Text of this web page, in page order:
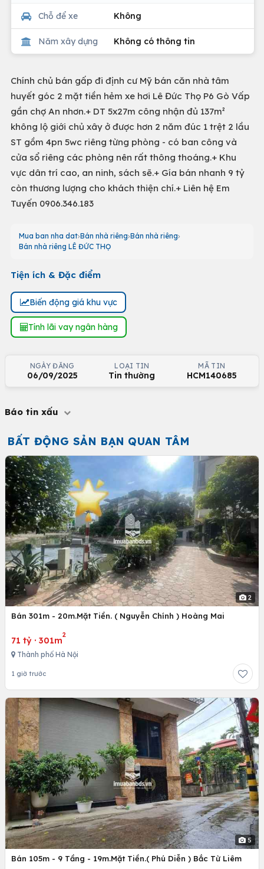
Chỗ để xe Không
Năm xây dựng Không có thông tin
Chính chủ bán gấp đi định cư Mỹ bán căn nhà tâm
huyết góc 2 mặt tiền hẻm xe hơi Lê Đức Thọ P6 Gò Vấp
gần chợ An nhơn.+ DT 5x27m công nhận đủ 137m²
không lộ giới chủ xây ở được hơn 2 năm đúc 1 trệt 2 lầu
ST gồm 4pn 5wc riêng từng phòng - có ban công và
cửa sổ riêng các phòng nên rất thông thoáng.+ Khu
vực dân trí cao, an ninh, sách sẽ.+ Gía bán nhanh 9 tỷ
còn thương lượng cho khách thiện chí.+ Liên hệ Em
Tuyến 0906.346.183
Mua ban nha dat Bán nhà riêng Bán nhà riêng
Bán nhà riêng LÊ ĐỨC THỌ
Tiện ích & Đặc điểm
Biến động giá khu vực
Tính lãi vay ngân hàng
NGÀY ĐĂNG
06/09/2025
LOẠI TIN
Tin thường
MÃ TIN
HCM140685
Báo tin xấu
BẤT ĐỘNG SẢN BẠN QUAN TÂM
2
Bán 301m - 20m.Mặt Tiền. ( Nguyễn Chính ) Hoàng Mai
71 tỷ · 301m
2
Thành phố Hà Nội
1 giờ trước
5
Bán 105m - 9 Tầng - 19m.Mặt Tiền.( Phú Diễn ) Bắc Từ Liêm